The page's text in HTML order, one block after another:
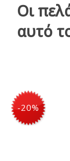
Οι
αυτό
-20%